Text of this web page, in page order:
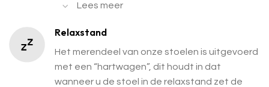
Lees meer
Relaxstand
Het merendeel van onze stoelen is uitgevoerd
met een “hartwagen”, dit houdt in dat
wanneer u de stoel in de relaxstand zet de